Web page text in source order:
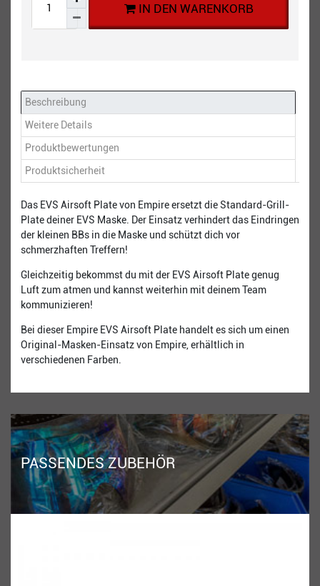
IN DEN WARENKORB
Beschreibung
Weitere Details
Produktbewertungen
Produktsicherheit
Das EVS Airsoft Plate von Empire ersetzt die Standard-Grill-
Plate deiner EVS Maske. Der Einsatz verhindert das Eindringen
der kleinen BBs in die Maske und schützt dich vor
schmerzhaften Treffern!
Gleichzeitig bekommst du mit der EVS Airsoft Plate genug
Luft zum atmen und kannst weiterhin mit deinem Team
kommunizieren!
Bei dieser Empire EVS Airsoft Plate handelt es sich um einen
Original-Masken-Einsatz von Empire, erhältlich in
verschiedenen Farben.
PASSENDES ZUBEHÖR